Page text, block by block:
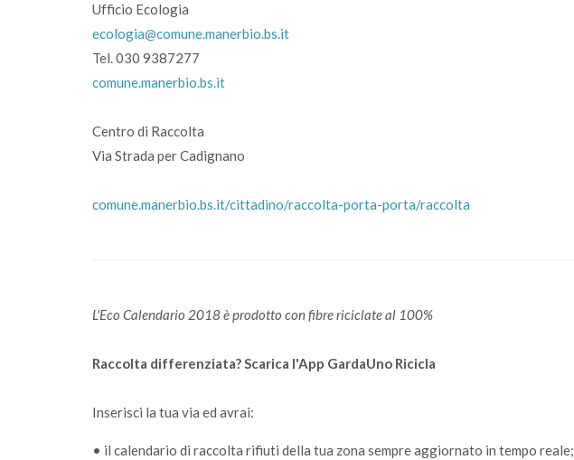
Ufficio Ecologia
ecologia@comune.manerbio.bs.it
Tel. 030 9387277
comune.manerbio.bs.it
Centro di Raccolta
Via Strada per Cadignano
comune.manerbio.bs.it/cittadino/raccolta-porta-porta/raccolta
L'Eco Calendario 2018 è prodotto con fibre riciclate al 100%
Raccolta differenziata? Scarica l'App GardaUno Ricicla
Inserisci la tua via ed avrai:
• il calendario di raccolta rifiuti della tua zona sempre aggiornato in tempo reale;